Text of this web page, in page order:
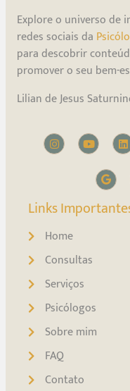
Explore o universo de
redes sociais da
para descobrir
promover o seu bem-
Lilian de Jesus
Links
Home
Consultas
Serviços
Psicólogos
Sobre mim
FAQ
Contato